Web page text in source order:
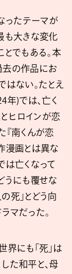
ったテーマが
も大きな変化
とでもある。本
去の作品にお
はない。たとえ
年)では、亡く
ヒロインが恋
『南くんが恋
漫画とは異な
は亡くなって
うにも覆せな
死」とどう向
マだった。
界にも「死」は
た和平と、母